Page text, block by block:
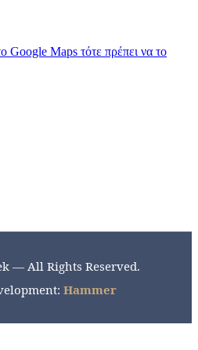
Google Maps τότε πρέπει να το
— All Rights Reserved.
Hammer